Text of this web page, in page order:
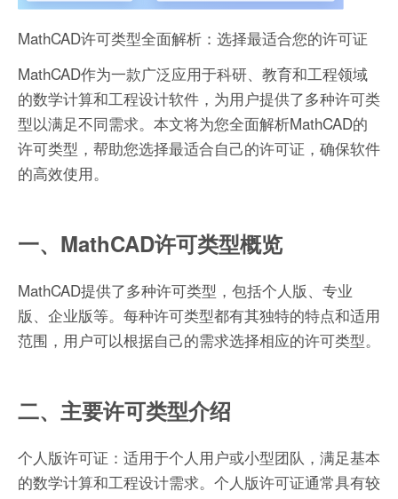
MathCAD许可类型全面解析：选择最适合您的许可证
MathCAD作为一款广泛应用于科研、教育和工程领域
的数学计算和工程设计软件，为用户提供了多种许可类
型以满足不同需求。本文将为您全面解析MathCAD的
许可类型，帮助您选择最适合自己的许可证，确保软件
的高效使用。
一、MathCAD许可类型概览
MathCAD提供了多种许可类型，包括个人版、专业
版、企业版等。每种许可类型都有其独特的特点和适用
范围，用户可以根据自己的需求选择相应的许可类型。
二、主要许可类型介绍
个人版许可证：适用于个人用户或小型团队，满足基本
的数学计算和工程设计需求。个人版许可证通常具有较